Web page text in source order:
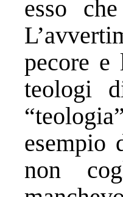
esso
pecore e
teologi
esempio
non